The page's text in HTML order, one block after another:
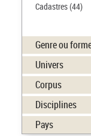
Cadastres(44)
Genre ou
Univers
Corpus
Disciplines
Pays